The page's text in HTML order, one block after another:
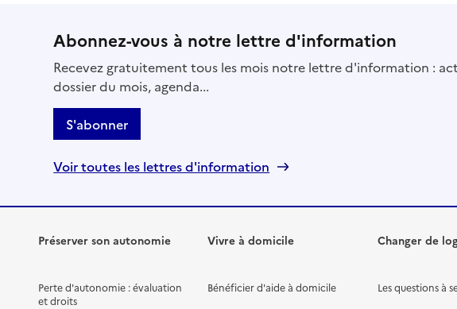
Abonnez-vous à notre lettre d'information
Recevez gratuitement tous les mois notre lettre d'information :
dossier du mois, agenda...
S'abonner
Voir toutes les lettres d'information
Préserver son autonomie
Perte d'autonomie : évaluation
et droits
Vivre à domicile
Bénéficier d'aide à domicile
Changer de
Les questions à